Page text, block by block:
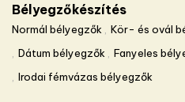
Bélyegzőkészítés
Normál bélyegzők Kör- és ovál
Dátum bélyegzők
Fanyeles
Irodai fémvázas bélyegzők